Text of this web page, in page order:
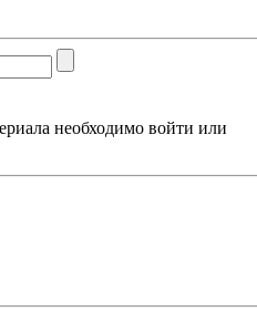
необходимо войти или